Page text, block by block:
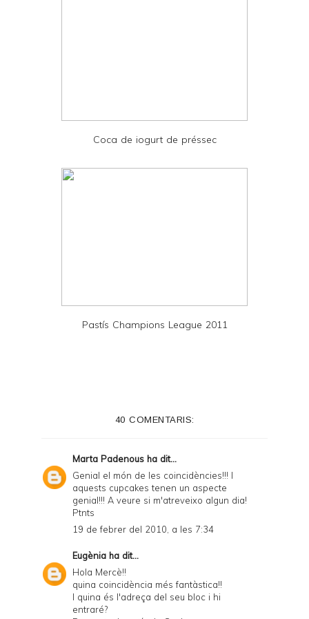
Coca de iogurt de préssec
Pastís Champions League 2011
40 COMENTARIS:
Marta Padenous ha dit...
Genial el món de les coincidències!!! I
aquests cupcakes tenen un aspecte
genial!!! A veure si m'atreveixo algun dia!
Ptnts
19 de febrer del 2010, a les 7:34
Eugènia ha dit...
Hola Mercè!!
quina coincidència més fantàstica!!
I quina és l'adreça del seu bloc i hi
entraré?